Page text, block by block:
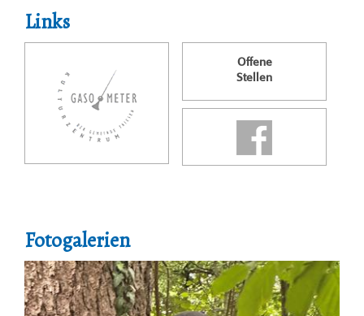
Links
Offene
Stellen
Fotogalerien